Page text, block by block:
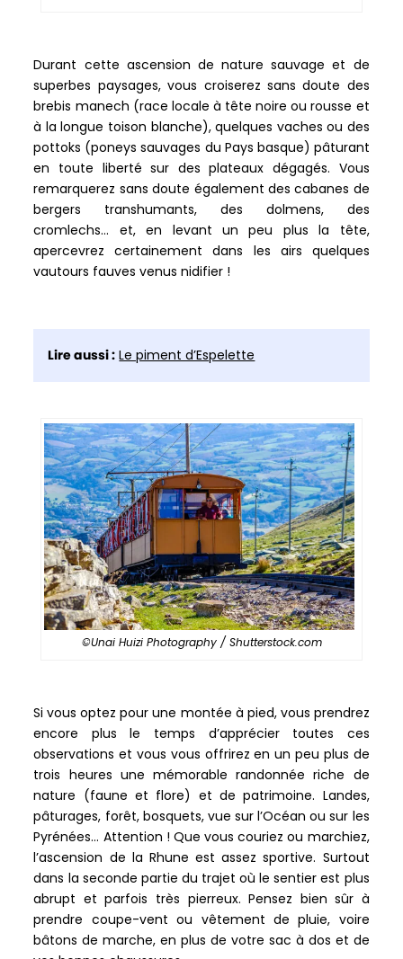
Durant cette ascension de nature sauvage et de
superbes paysages, vous croiserez sans doute des
brebis manech (race locale à tête noire ou rousse et
à la longue toison blanche), quelques vaches ou des
pottoks (poneys sauvages du Pays basque) pâturant
en toute liberté sur des plateaux dégagés. Vous
remarquerez sans doute également des cabanes de
bergers transhumants, des dolmens, des
cromlechs… et, en levant un peu plus la tête,
apercevrez certainement dans les airs quelques
vautours fauves venus nidifier !
Lire aussi : Le piment d’Espelette
©Unai Huizi Photography / Shutterstock.com
Si vous optez pour une montée à pied, vous prendrez
encore plus le temps d’apprécier toutes ces
observations et vous vous offrirez en un peu plus de
trois heures une mémorable randonnée riche de
nature (faune et flore) et de patrimoine. Landes,
pâturages, forêt, bosquets, vue sur l’Océan ou sur les
Pyrénées… Attention ! Que vous couriez ou marchiez,
l’ascension de la Rhune est assez sportive. Surtout
dans la seconde partie du trajet où le sentier est plus
abrupt et parfois très pierreux. Pensez bien sûr à
prendre coupe-vent ou vêtement de pluie, voire
bâtons de marche, en plus de votre sac à dos et de